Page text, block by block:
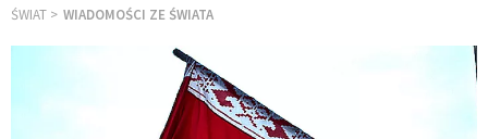
ŚWIAT WIADOMOŚCI ZE ŚWIATA